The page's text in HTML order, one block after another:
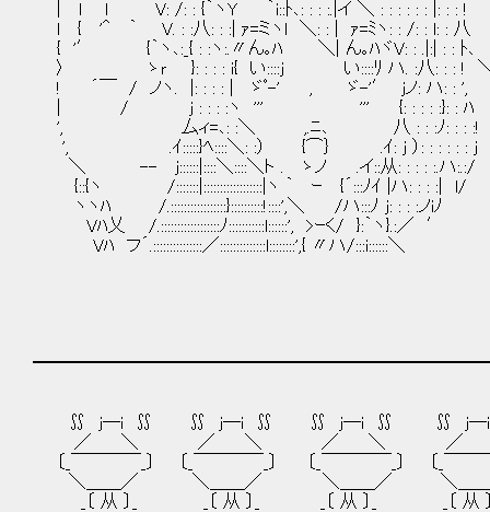
| l l V: /: : {｀ヽY ｀i::ﾄ､: : : :.|イ ＼ : : : : : : |: : : !
l { '＾ ｀ V. : :八: : :| ｧ=ミヽl ＼: : | ｧ=ﾐヽ: : /: : l: : 八
{ '′ {｀ヽ､:_{ : :ヽ:.〃ん｡ﾊ ＼| ん｡ﾊヾV: : .|:| : : ﾄ､
〉 ゝｒ }: : : : i{ い::::ｊ い::::ﾘ ハ. :八: : : !
! ´￣ / ノヽ. |: : : : | ゞﾟ-' , ゞ-'′ ｊノ: ハ: : ',
| / ｊ : : : :ヽ ''' ''' {: : : : :}: : ﾊ
', 厶ィ=､: :＼ ,.ﾆ､ 八 : : :ﾉ: : : :!
', .ｲ:::::}ﾍ::::＼: :） {⌒｝ .ｲ: j ）: : : : : : j
＼ -- ｊ::::::|::::＼::::＼ト . ゝノ .イ::从: : : : :.ハ:.:/
{::{ヽ /:::::::|::::::::::::::::::|ヽ ｀ ｰ {´:::ﾉｲ |ハ: : : :| l/
ヽヽﾊ /.:::::::::::::::::}::::::::::!::::',＼ /ハ:::ﾉ ｊ: : : :ノiﾉ
Vﾊ乂 /.::::::::::::::::::ﾉ:::::::::::l::::::', >ｰく/ }:｀ヽ}.:／ ′
Vﾊ フ´.:::::::::::::::／::::::::::::::l::::::::',{ 〃ハ/:::i::::::＼
∬ j─i ∬ ∬ j─i ∬ ∬ j─i ∬ ∬
／ ＼ ／ ＼ ／ ＼ ／
＼＿＿／ ＼＿＿／ ＼＿＿／ ＼＿
_〔 从 〕_ _〔 从 〕_ _〔 从 〕_ _〔 从